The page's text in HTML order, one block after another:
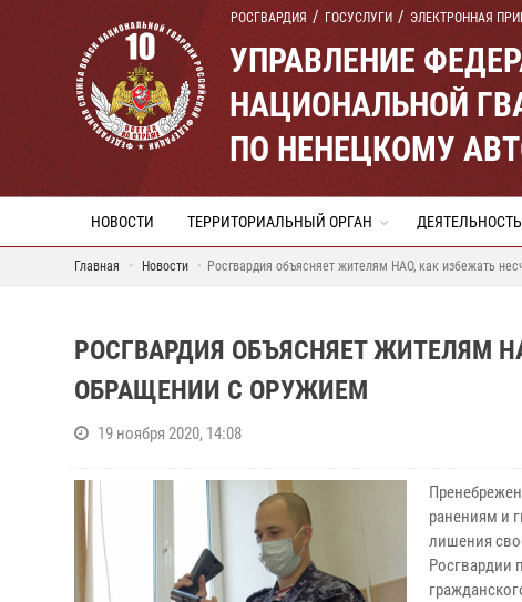
РОСГВАРДИЯ ГОСУСЛУГИ ЭЛЕКТРОННАЯ
УПРАВЛЕНИЕ
НАЦИОНАЛЬНОЙ
ПО НЕНЕЦКОМУ
НОВОСТИ ТЕРРИТОРИАЛЬНЫЙ ОРГАН ДЕЯТЕЛЬНОСТЬ
Главная Новости Росгвардия объясняет жителям НАО, как избежать
РОСГВАРДИЯ ОБЪЯСНЯЕТ ЖИТЕЛЯМ
ОБРАЩЕНИИ С ОРУЖИЕМ
19 ноября 2020, 14:08
ранениям и
лишения
Росгвардии